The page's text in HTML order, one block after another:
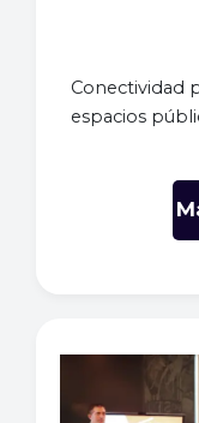
Conectividad
espacios